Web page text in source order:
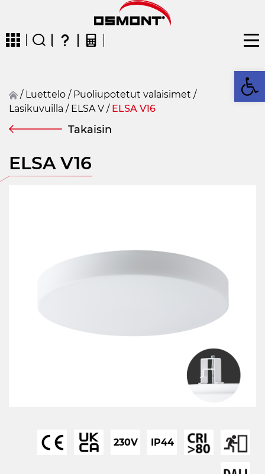
CZENDEFRFIN
/ Luettelo / Puoliupotetut valaisimet /
Lasikuvuilla / ELSA V / ELSA V16
Takaisin
ELSA V16
230V IP44